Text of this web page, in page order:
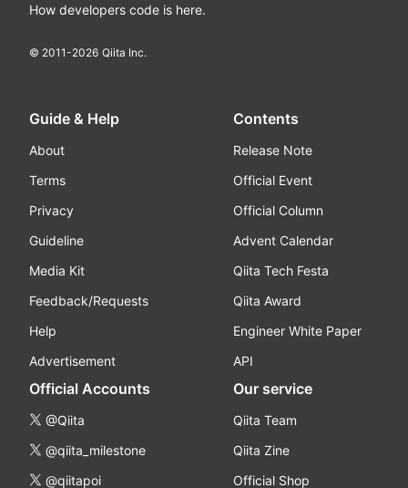
How developers code is here.
© 2011-2026 Qiita Inc.
Guide & Help
About
Terms
Privacy
Guideline
Media Kit
Feedback/Requests
Help
Advertisement
Contents
Release Note
Official Event
Official Column
Advent Calendar
Qiita Tech Festa
Qiita Award
Engineer White Paper
API
Official Accounts
@Qiita
@qiita_milestone
@qiitapoi
Our service
Qiita Team
Qiita Zine
Official Shop